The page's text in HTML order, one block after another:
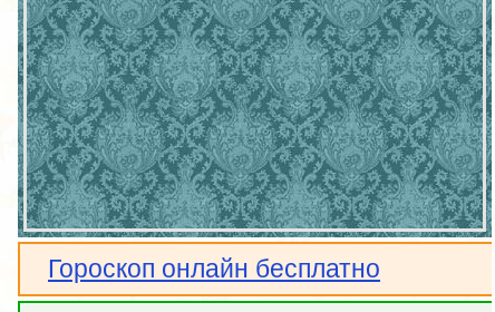
Гороскоп онлайн бесплатно